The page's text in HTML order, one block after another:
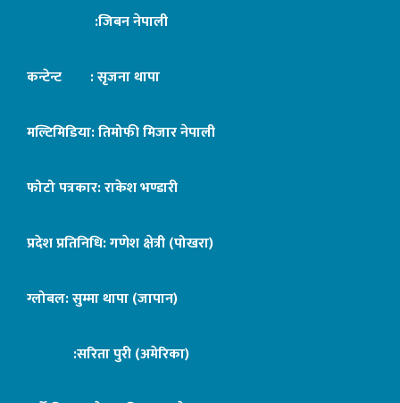
:जिबन नेपाली
कन्टेन्ट : सृजना थापा
मल्टिमिडिया: तिमोफी मिजार नेपाली
फोटो पत्रकार: राकेश भण्डारी
प्रदेश प्रतिनिधि: गणेश क्षेत्री (पोखरा)
ग्लोबल: सुम्मा थापा (जापान)
:सरिता पुरी (अमेरिका)